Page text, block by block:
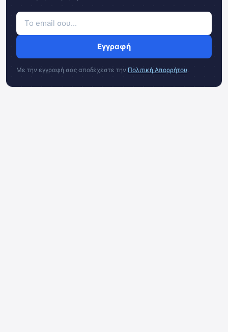
Εγγραφή
Με την εγγραφή σας αποδέχεστε την Πολιτική Απορρήτου.